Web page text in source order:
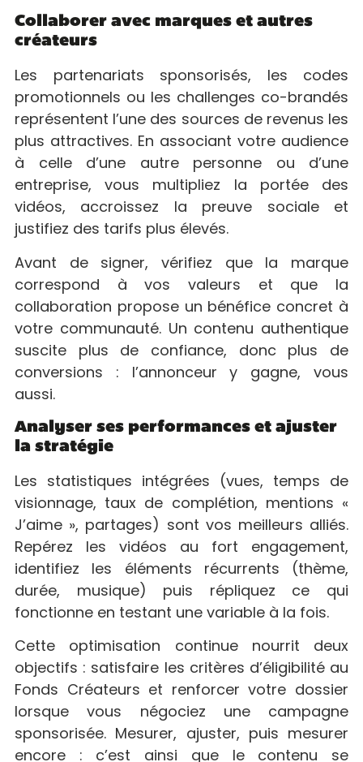
Collaborer avec marques et autres
créateurs
Les partenariats sponsorisés, les codes
promotionnels ou les challenges co-brandés
représentent l’une des sources de revenus les
plus attractives. En associant votre audience
à celle d’une autre personne ou d’une
entreprise, vous multipliez la portée des
vidéos, accroissez la preuve sociale et
justifiez des tarifs plus élevés.
Avant de signer, vérifiez que la marque
correspond à vos valeurs et que la
collaboration propose un bénéfice concret à
votre communauté. Un contenu authentique
suscite plus de confiance, donc plus de
conversions : l’annonceur y gagne, vous
aussi.
Analyser ses performances et ajuster
la stratégie
Les statistiques intégrées (vues, temps de
visionnage, taux de complétion, mentions «
J’aime », partages) sont vos meilleurs alliés.
Repérez les vidéos au fort engagement,
identifiez les éléments récurrents (thème,
durée, musique) puis répliquez ce qui
fonctionne en testant une variable à la fois.
Cette optimisation continue nourrit deux
objectifs : satisfaire les critères d’éligibilité au
Fonds Créateurs et renforcer votre dossier
lorsque vous négociez une campagne
sponsorisée. Mesurer, ajuster, puis mesurer
encore : c’est ainsi que le contenu se